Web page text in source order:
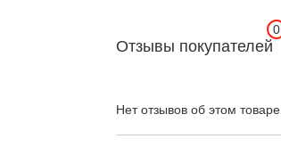
Отзывы покупателей
0
Нет отзывов об этом товаре.